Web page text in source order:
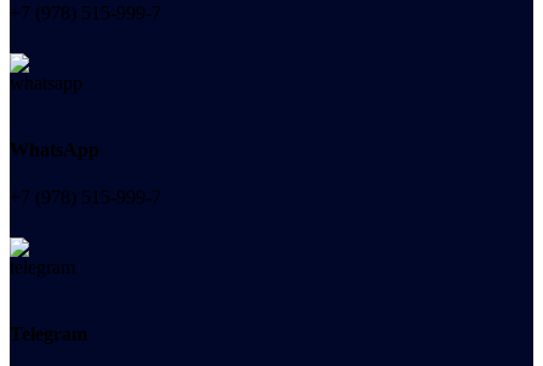
+7 (978) 515-999-7
WhatsApp
+7 (978) 515-999-7
Telegram